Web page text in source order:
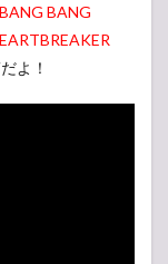
BANG BANG
よ！